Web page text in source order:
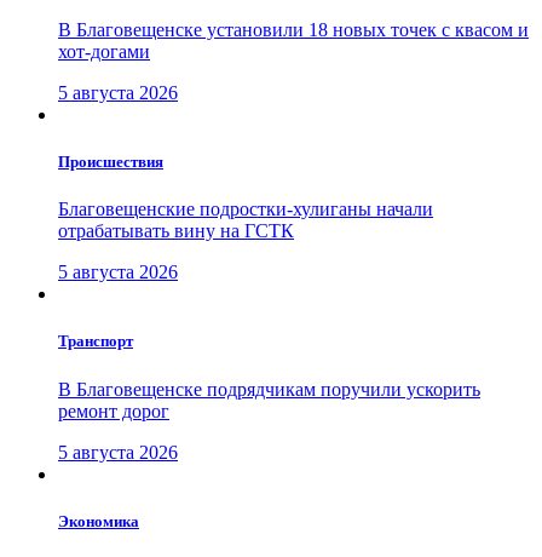
В Благовещенске установили 18 новых точек с квасом и
хот-догами
5 августа 2026
Проиcшествия
Благовещенские подростки-хулиганы начали
отрабатывать вину на ГСТК
5 августа 2026
Транспорт
В Благовещенске подрядчикам поручили ускорить
ремонт дорог
5 августа 2026
Экономика